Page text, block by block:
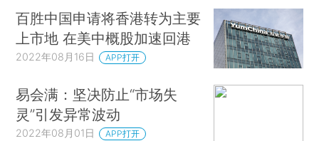
百胜中国申请将香港转为主要
上市地 在美中概股加速回港
2022年08月16日 APP打开
易会满：坚决防止“市场失
灵”引发异常波动
2022年08月01日 APP打开